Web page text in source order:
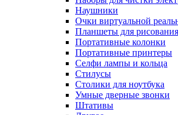
Наушники
Очки виртуальной
Планшеты для рисования
Портативные колонки
Портативные принтеры
Селфи лампы и кольца
Стилусы
Столики для ноутбука
Умные дверные звонки
Штативы